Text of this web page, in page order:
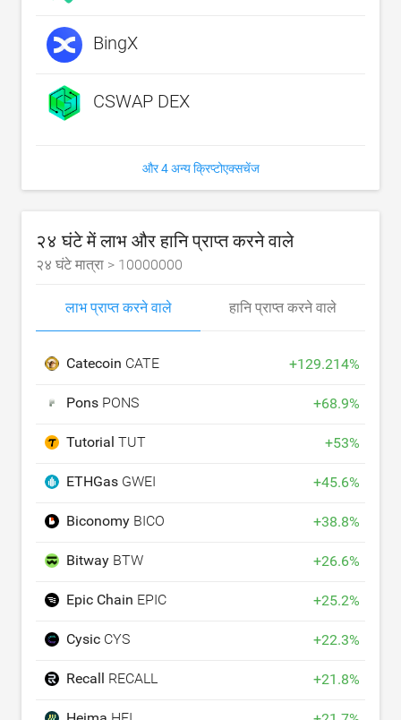
BingX
CSWAP DEX
और 4 अन्य क्रिप्टोएक्सचेंज
२४ घंटे में लाभ और हानि प्राप्त करने वाले
२४ घंटे मात्रा > 10000000
लाभ प्राप्त करने वाले हानि प्राप्त करने वाले
Catecoin CATE +129.214%
Pons PONS +68.9%
Tutorial TUT +53%
ETHGas GWEI +45.6%
Biconomy BICO +38.8%
Bitway BTW +26.6%
Epic Chain EPIC +25.2%
Cysic CYS +22.3%
Recall RECALL +21.8%